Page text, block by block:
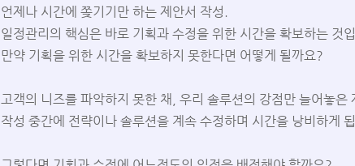
언제나 시간에 쫒기기만 하는 제안서 작성.
일정관리의 핵심은 바로 기획과 수정을 위한 시간을 확보하는 것
만약 기획을 위한 시간을 확보하지 못한다면 어떻게 될까요?
고객의 니즈를 파악하지 못한 채, 우리 솔루션의 강점만 늘어놓은
작성 중간에 전략이나 솔루션을 계속 수정하며 시간을 낭비하게